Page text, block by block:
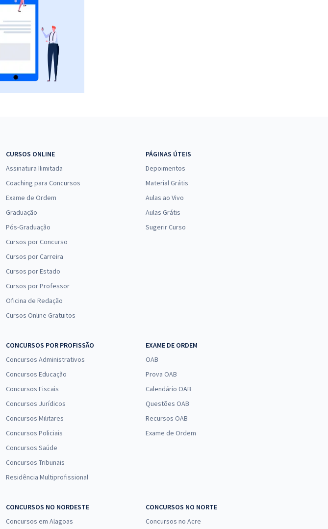
CURSOS ONLINE
Assinatura Ilimitada
Coaching para Concursos
Exame de Ordem
Graduação
Pós-Graduação
Cursos por Concurso
Cursos por Carreira
Cursos por Estado
Cursos por Professor
Oficina de Redação
Cursos Online Gratuitos
PÁGINAS ÚTEIS
Depoimentos
Material Grátis
Aulas ao Vivo
Aulas Grátis
Sugerir Curso
CONCURSOS POR PROFISSÃO
Concursos Administrativos
Concursos Educação
Concursos Fiscais
Concursos Jurídicos
Concursos Militares
Concursos Policiais
Concursos Saúde
Concursos Tribunais
Residência Multiprofissional
EXAME DE ORDEM
OAB
Prova OAB
Calendário OAB
Questões OAB
Recursos OAB
Exame de Ordem
CONCURSOS NO NORDESTE
Concursos em Alagoas
CONCURSOS NO NORTE
Concursos no Acre